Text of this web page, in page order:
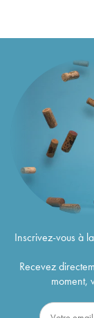
Inscrivez-vous à
Recevez
moment,